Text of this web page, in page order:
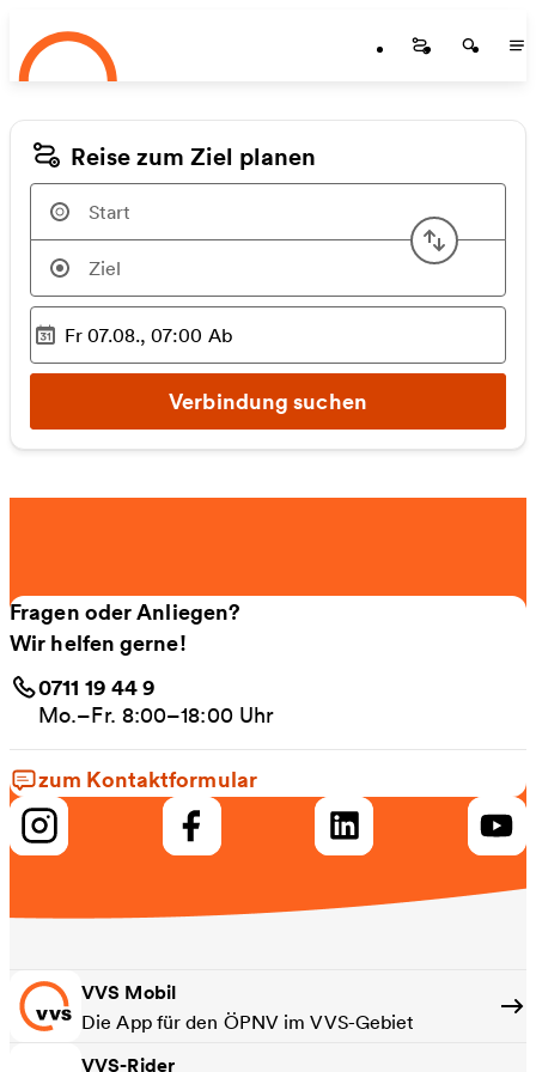
Zum Hauptinhalt springen
Startseite
Reise zum Ziel planen
Start
Ausgewählter Zeitpunkt
Fr 07.08., 07:00 Ab
Verbindung suchen
Fragen oder Anliegen?
Wir helfen gerne!
0711 19 44 9
Mo.–Fr. 8:00–18:00 Uhr
zum Kontaktformular
VVS Mobil
Die App für den ÖPNV im VVS-Gebiet
VVS-Rider